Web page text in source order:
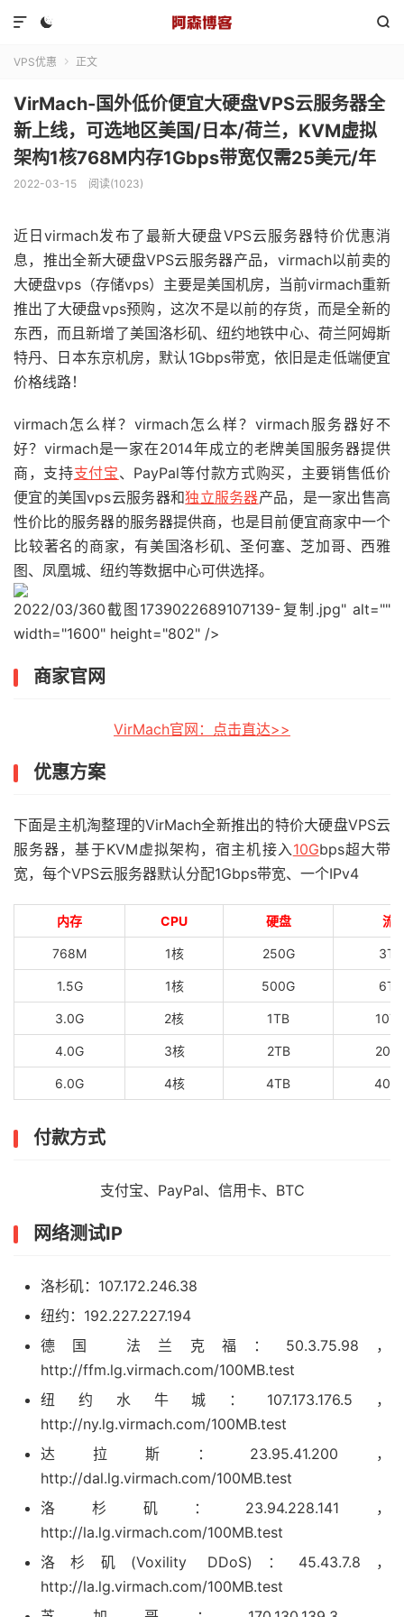
 

VPS优惠  正文
VirMach-国外低价便宜大硬盘VPS云服务器全
新上线，可选地区美国/日本/荷兰，KVM虚拟
架构1核768M内存1Gbps带宽仅需25美元/年
2022-03-15 阅读(1023)
近日virmach发布了最新大硬盘VPS云服务器特价优惠消
息，推出全新大硬盘VPS云服务器产品，virmach以前卖的
大硬盘vps（存储vps）主要是美国机房，当前virmach重新
推出了大硬盘vps预购，这次不是以前的存货，而是全新的
东西，而且新增了美国洛杉矶、纽约地铁中心、荷兰阿姆斯
特丹、日本东京机房，默认1Gbps带宽，依旧是走低端便宜
价格线路！
virmach怎么样？virmach怎么样？virmach服务器好不
好？virmach是一家在2014年成立的老牌美国服务器提供
商，支持支付宝、PayPal等付款方式购买，主要销售低价
便宜的美国vps云服务器和独立服务器产品，是一家出售高
性价比的服务器的服务器提供商，也是目前便宜商家中一个
比较著名的商家，有美国洛杉矶、圣何塞、芝加哥、西雅
图、凤凰城、纽约等数据中心可供选择。
2022/03/360截图1739022689107139-复制.jpg" alt=""
width="1600" height="802" />
商家官网
VirMach官网：点击直达>>
优惠方案
下面是主机淘整理的VirMach全新推出的特价大硬盘VPS云
服务器，基于KVM虚拟架构，宿主机接入10Gbps超大带
宽，每个VPS云服务器默认分配1Gbps带宽、一个IPv4
内存 CPU 硬盘 流
768M 1核 250G 3T/
1.5G 1核 500G 6T/
3.0G 2核 1TB 10T/
4.0G 3核 2TB
6.0G 4核 4TB 40T/
付款方式
支付宝、PayPal、信用卡、BTC
网络测试IP
洛杉矶：107.172.246.38
纽约：192.227.227.194
德国 法兰克福：50.3.75.98，
http://ffm.lg.virmach.com/100MB.test
纽约水牛城：107.173.176.5，
http://ny.lg.virmach.com/100MB.test
达拉斯：23.95.41.200，
http://dal.lg.virmach.com/100MB.test
洛杉矶：23.94.228.141，
http://la.lg.virmach.com/100MB.test
洛杉矶(Voxility DDoS)：45.43.7.8，
http://la.lg.virmach.com/100MB.test